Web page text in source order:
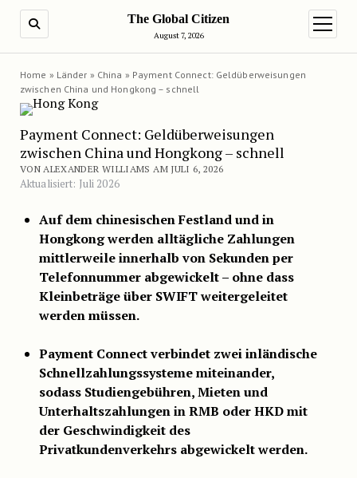
The Global Citizen
August 7, 2026
Menü
Home » Länder » China » Payment Connect: Geldüberweisungen
zwischen China und Hongkong – schnell
Payment Connect: Geldüberweisungen
zwischen China und Hongkong – schnell
VON ALEXANDER WILLIAMS AM JULI 6, 2026
Aktualisiert: Juli 2026
Auf dem chinesischen Festland und in
Hongkong werden alltägliche Zahlungen
mittlerweile innerhalb von Sekunden per
Telefonnummer abgewickelt – ohne dass
Kleinbeträge über SWIFT weitergeleitet
werden müssen.
Payment Connect verbindet zwei inländische
Schnellzahlungssysteme miteinander,
sodass Studiengebühren, Mieten und
Unterhaltszahlungen in RMB oder HKD mit
der Geschwindigkeit des
Privatkundenverkehrs abgewickelt werden.